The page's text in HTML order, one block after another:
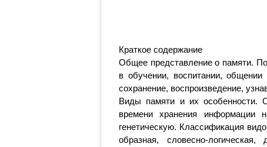
Краткое содержание
Общее представление о памяти.
в обучении, воспитании,
сохранение, воспроизведение,
Виды памяти и их особенности.
времени хранения информации
генетическую. Классификация
образная, словесно-